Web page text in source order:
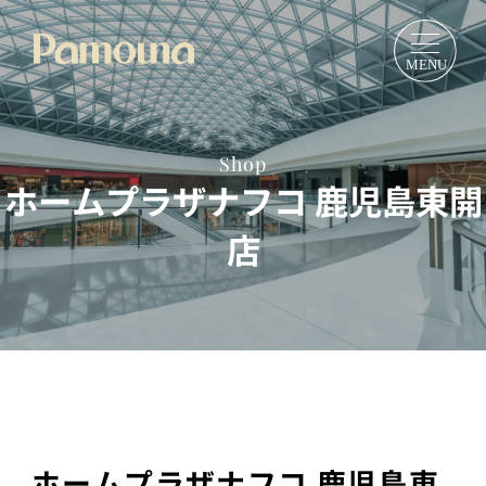
Shop
ホームプラザナフコ 鹿児島東開
店